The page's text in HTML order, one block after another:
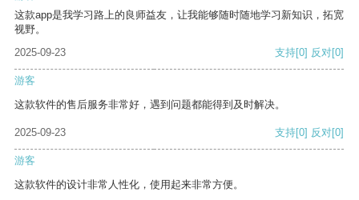
这款app是我学习路上的良师益友，让我能够随时随地学习新知识，拓宽
视野。
2025-09-23
支持[0] 反对[0]
游客
这款软件的售后服务非常好，遇到问题都能得到及时解决。
2025-09-23 支持[0] 反对[0]
游客
这款软件的设计非常人性化，使用起来非常方便。